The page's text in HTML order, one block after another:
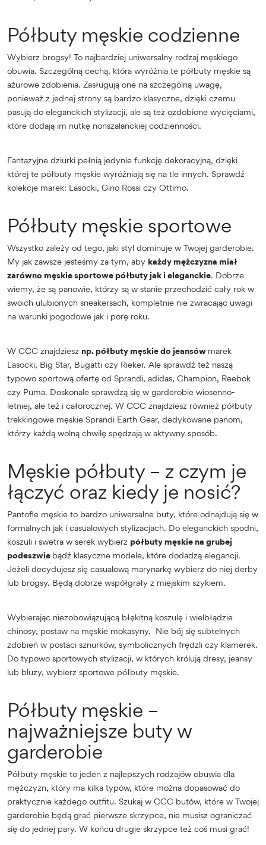
Półbuty męskie codzienne
Wybierz brogsy! To najbardziej uniwersalny rodzaj męskiego
obuwia. Szczególną cechą, która wyróżnia te półbuty męskie są
ażurowe zdobienia. Zasługują one na szczególną uwagę,
ponieważ z jednej strony są bardzo klasyczne, dzięki czemu
pasują do eleganckich stylizacji, ale są też ozdobione wycięciami,
które dodają im nutkę nonszalanckiej codzienności.
Fantazyjne dziurki pełnią jedynie funkcję dekoracyjną, dzięki
której te półbuty męskie wyróżniają się na tle innych. Sprawdź
kolekcje marek: Lasocki, Gino Rossi czy Ottimo.
Półbuty męskie sportowe
Wszystko zależy od tego, jaki styl dominuje w Twojej garderobie.
My jak zawsze jesteśmy za tym, aby każdy mężczyzna miał
zarówno męskie sportowe półbuty jak i eleganckie. Dobrze
wiemy, że są panowie, którzy są w stanie przechodzić cały rok w
swoich ulubionych sneakersach, kompletnie nie zwracając uwagi
na warunki pogodowe jak i porę roku.
W CCC znajdziesz np. półbuty męskie do jeansów marek
Lasocki, Big Star, Bugatti czy Rieker. Ale sprawdź też naszą
typowo sportową ofertę od Sprandi, adidas, Champion, Reebok
czy Puma. Doskonale sprawdzą się w garderobie wiosenno-
letniej, ale też i całorocznej. W CCC znajdziesz również półbuty
trekkingowe męskie Sprandi Earth Gear, dedykowane panom,
którzy każdą wolną chwilę spędzają w aktywny sposób.
Męskie półbuty – z czym je
łączyć oraz kiedy je nosić?
Pantofle męskie to bardzo uniwersalne buty, które odnajdują się w
formalnych jak i casualowych stylizacjach. Do eleganckich spodni,
koszuli i swetra w serek wybierz półbuty męskie na grubej
podeszwie bądź klasyczne modele, które dodadzą elegancji.
Jeżeli decydujesz się casualową marynarkę wybierz do niej derby
lub brogsy. Będą dobrze współgrały z miejskim szykiem.
Wybierając niezobowiązującą błękitną koszulę i wielbłądzie
chinosy, postaw na męskie mokasyny. Nie bój się subtelnych
zdobień w postaci sznurków, symbolicznych frędzli czy klamerek.
Do typowo sportowych stylizacji, w których królują dresy, jeansy
lub bluzy, wybierz sportowe półbuty męskie.
Półbuty męskie –
najważniejsze buty w
garderobie
Półbuty męskie to jeden z najlepszych rodzajów obuwia dla
mężczyzn, który ma kilka typów, które można dopasować do
praktycznie każdego outfitu. Szukaj w CCC butów, które w Twojej
garderobie będą grać pierwsze skrzypce, nie musisz ograniczać
się do jednej pary. W końcu drugie skrzypce też coś musi grać!